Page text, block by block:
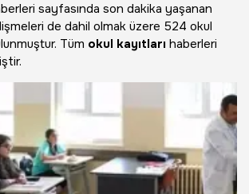
sayfasında son dakika yaşanan
de dahil olmak üzere 524 okul
Tüm okul kayıtları haberleri